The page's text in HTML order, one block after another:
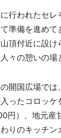
行われたセレ
準備を進め
頂付近に設
々の憩いの場
開国広場では
ったコロッ
円）、地元産
りのキッチン